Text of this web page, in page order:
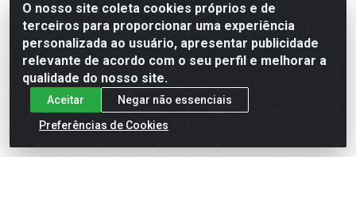
O nosso site coleta cookies próprios e de
terceiros para proporcionar uma experiência
personalizada ao usuário, apresentar publicidade
relevante de acordo com o seu perfil e melhorar a
qualidade do nosso site.
Aceitar
Negar não essenciais
Preferências de Cookies
Formas de Pagamento